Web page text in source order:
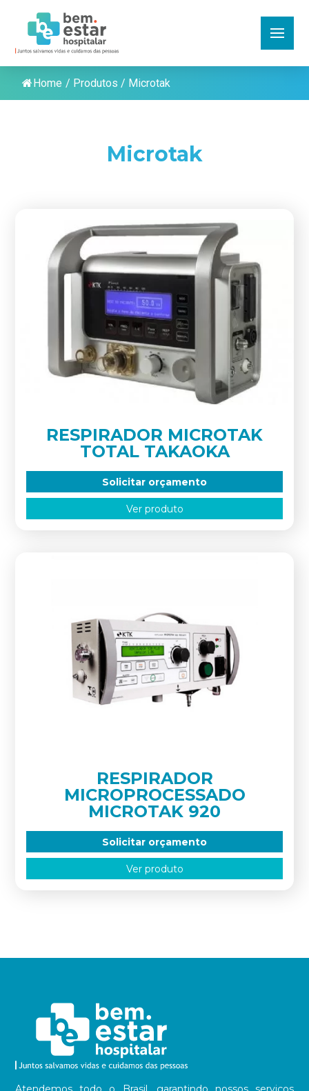
Home / Produtos / Microtak
Microtak
RESPIRADOR MICROTAK
TOTAL TAKAOKA
Solicitar orçamento
Ver produto
RESPIRADOR
MICROPROCESSADO
MICROTAK 920
Solicitar orçamento
Ver produto